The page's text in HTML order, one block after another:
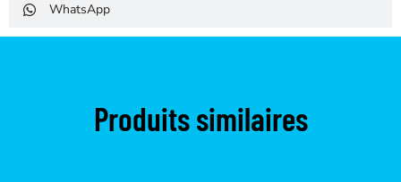
WhatsApp
Produits similaires